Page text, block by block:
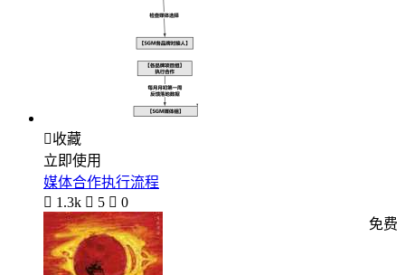
收藏
立即使用
媒体合作执行流程
 1.3k  5  0
免费